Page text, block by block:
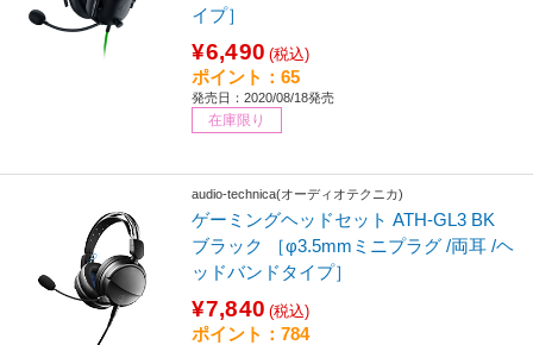
イプ］
¥6,490 (税込)
ポイント：65
発売日：2020/08/18発売
在庫限り
audio-technica(オーディオテクニカ)
ゲーミングヘッドセット ATH-GL3 BK
ブラック ［φ3.5mmミニプラグ /両耳 /ヘ
ッドバンドタイプ］
¥7,840 (税込)
ポイント：784